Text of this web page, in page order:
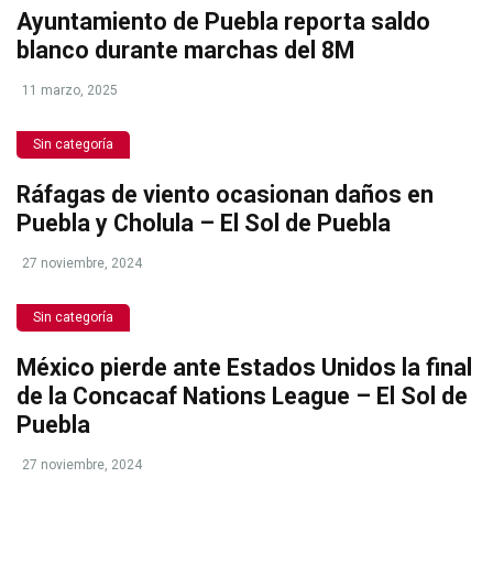
Ayuntamiento de Puebla reporta saldo
blanco durante marchas del 8M
11 marzo, 2025
Sin categoría
Ráfagas de viento ocasionan daños en
Puebla y Cholula – El Sol de Puebla
27 noviembre, 2024
Sin categoría
México pierde ante Estados Unidos la final
de la Concacaf Nations League – El Sol de
Puebla
27 noviembre, 2024